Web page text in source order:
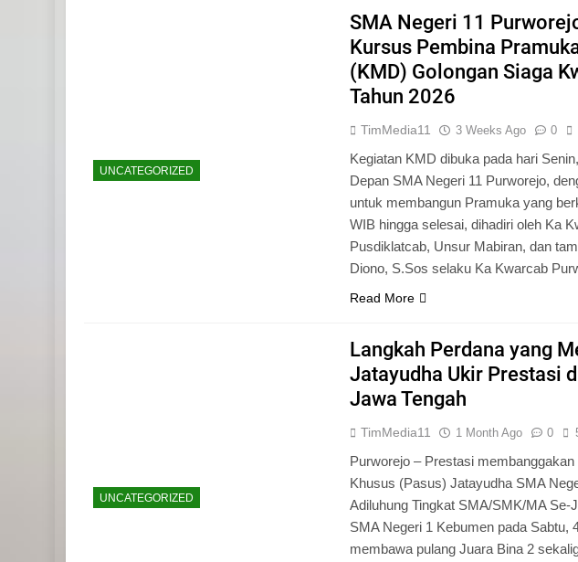
UNCATEGORIZED
SMA Negeri 11
Kursus Pembina
(KMD) Golongan Siaga
Tahun 2026
TimMedia11 3 Weeks Ago 0
Kegiatan KMD dibuka pada hari
Depan SMA Negeri 11 Purworejo,
untuk membangun Pramuka yang
WIB hingga selesai, dihadiri oleh Ka
Pusdiklatcab, Unsur Mabiran, dan
Diono, S.Sos selaku Ka Kwarcab
Read More
UNCATEGORIZED
Langkah Perdana yang
Jatayudha Ukir Prestasi
Jawa Tengah
TimMedia11 1 Month Ago 0
Purworejo – Prestasi
Khusus (Pasus) Jatayudha SMA
Adiluhung Tingkat SMA/SMK/MA Se-
SMA Negeri 1 Kebumen pada Sabtu,
membawa pulang Juara Bina 2